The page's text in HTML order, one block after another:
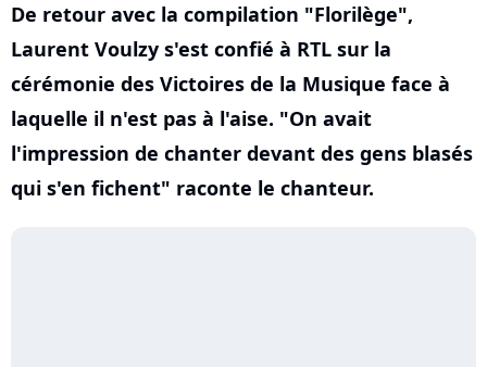
De retour avec la compilation "Florilège",
Laurent Voulzy s'est confié à RTL sur la
cérémonie des Victoires de la Musique face à
laquelle il n'est pas à l'aise. "On avait
l'impression de chanter devant des gens blasés
qui s'en fichent" raconte le chanteur.